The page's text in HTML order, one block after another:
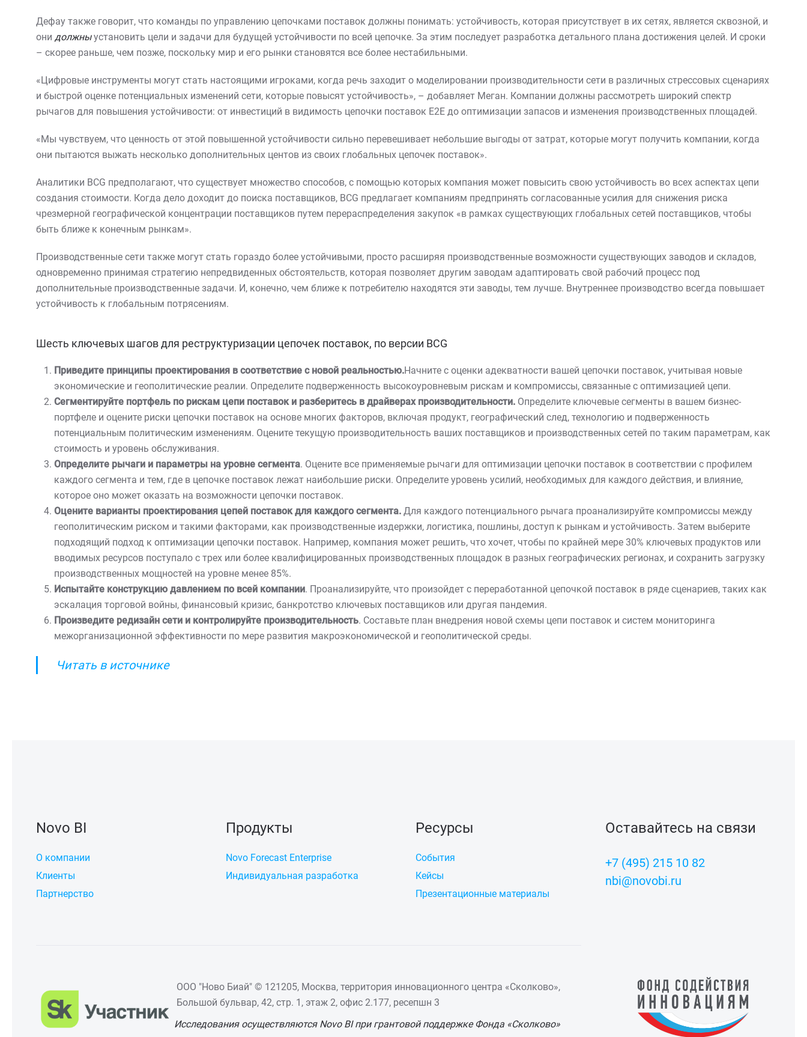
Дефау также говорит, что команды по управлению цепочками поставок должны понимать: устойчивость, которая присутствует в их сетях, является сквозной, и
они должныустановить цели и задачи для будущей устойчивости по всей цепочке. За этим последует разработка детального плана достижения целей. И сроки
– скорее раньше, чем позже, поскольку мир и его рынки становятся все более нестабильными.
«Цифровые инструменты могут стать настоящими игроками, когда речь заходит о моделировании производительности сети в различных стрессовых сценариях
и быстрой оценке потенциальных изменений сети, которые повысят устойчивость», – добавляет Меган. Компании должны рассмотреть широкий спектр
рычагов для повышения устойчивости: от инвестиций в видимость цепочки поставок E2E до оптимизации запасов и изменения производственных площадей.
«Мы чувствуем, что ценность от этой повышенной устойчивости сильно перевешивает небольшие выгоды от затрат, которые могут получить компании, когда
они пытаются выжать несколько дополнительных центов из своих глобальных цепочек поставок».
Аналитики BCG предполагают, что существует множество способов, с помощью которых компания может повысить свою устойчивость во всех аспектах цепи
создания стоимости. Когда дело доходит до поиска поставщиков, BCG предлагает компаниям предпринять согласованные усилия для снижения риска
чрезмерной географической концентрации поставщиков путем перераспределения закупок «в рамках существующих глобальных сетей поставщиков, чтобы
быть ближе к конечным рынкам».
Производственные сети также могут стать гораздо более устойчивыми, просто расширяя производственные возможности существующих заводов и складов,
одновременно принимая стратегию непредвиденных обстоятельств, которая позволяет другим заводам адаптировать свой рабочий процесс под
дополнительные производственные задачи. И, конечно, чем ближе к потребителю находятся эти заводы, тем лучше. Внутреннее производство всегда повышает
устойчивость к глобальным потрясениям.
Шесть ключевых шагов для реструктуризации цепочек поставок, по версии BCG
Приведите принципы проектирования в соответствие с новой реальностью.Начните с оценки адекватности вашей цепочки поставок, учитывая новые
экономические и геополитические реалии. Определите подверженность высокоуровневым рискам и компромиссы, связанные с оптимизацией цепи.
Сегментируйте портфель по рискам цепи поставок и разберитесь в драйверах производительности. Определите ключевые сегменты в вашем бизнес-
портфеле и оцените риски цепочки поставок на основе многих факторов, включая продукт, географический след, технологию и подверженность
потенциальным политическим изменениям. Оцените текущую производительность ваших поставщиков и производственных сетей по таким параметрам, как
стоимость и уровень обслуживания.
Определите рычаги и параметры на уровне сегмента. Оцените все применяемые рычаги для оптимизации цепочки поставок в соответствии с профилем
каждого сегмента и тем, где в цепочке поставок лежат наибольшие риски. Определите уровень усилий, необходимых для каждого действия, и влияние,
которое оно может оказать на возможности цепочки поставок.
Оцените варианты проектирования цепей поставок для каждого сегмента. Для каждого потенциального рычага проанализируйте компромиссы между
геополитическим риском и такими факторами, как производственные издержки, логистика, пошлины, доступ к рынкам и устойчивость. Затем выберите
подходящий подход к оптимизации цепочки поставок. Например, компания может решить, что хочет, чтобы по крайней мере 30% ключевых продуктов или
вводимых ресурсов поступало с трех или более квалифицированных производственных площадок в разных географических регионах, и сохранить загрузку
производственных мощностей на уровне менее 85%.
Испытайте конструкцию давлением по всей компании. Проанализируйте, что произойдет с переработанной цепочкой поставок в ряде сценариев, таких как
эскалация торговой войны, финансовый кризис, банкротство ключевых поставщиков или другая пандемия.
Произведите редизайн сети и контролируйте производительность. Составьте план внедрения новой схемы цепи поставок и систем мониторинга
межорганизационной эффективности по мере развития макроэкономической и геополитической среды.
Читать в источнике
Novo BI
О компании
Клиенты
Партнерство
Продукты
Novo Forecast Enterprise
Индивидуальная разработка
Ресурсы
События
Кейсы
Презентационные материалы
Оставайтесь на связи
+7 (495) 215 10 82
nbi@novobi.ru
ООО "Ново Биай" © 121205, Москва, территория инновационного центра «Сколково»,
Большой бульвар, 42, стр. 1, этаж 2, офис 2.177, ресепшн 3
Исследования осуществляются Novo BI при грантовой поддержке Фонда «Сколково»